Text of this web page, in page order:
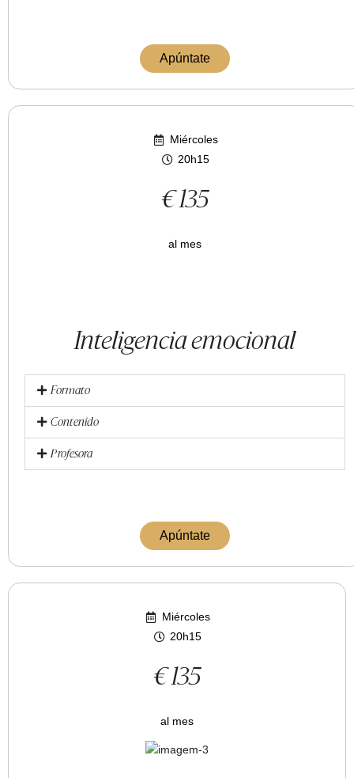
Apúntate
Miércoles
20h15
€ 135
al mes
Inteligencia emocional
Formato
Contenido
Profesora
Apúntate
Miércoles
20h15
€ 135
al mes